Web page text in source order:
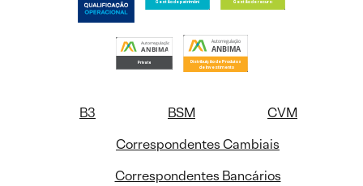
B3 BSM
CVM
Correspondentes Cambiais
Correspondentes Bancários